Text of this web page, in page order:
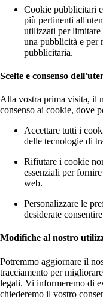
Cookie pubblicitari
più pertinenti
utilizzati per
una pubblicità e per
pubblicitaria.
Scelte e consenso
Alla vostra prima visita, il
consenso ai cookie, dove
Accettare tutti i
delle tecnologie di
Rifiutare i cookie
essenziali per
web.
Personalizzare le
desiderate
Modifiche al nostro
Potremmo aggiornare il
tracciamento per
legali. Vi informeremo di
chiederemo il vostro